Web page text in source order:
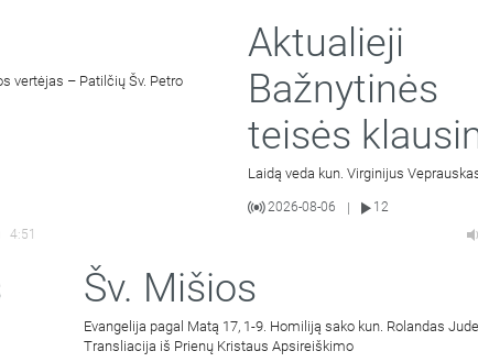
vertėjas – Patilčių Šv. Petro
Aktualieji
Bažnytinės
teisės
Laidą veda kun. Virginijus
2026-08-06
12
4:51
Šv. Mišios
Evangelija pagal Matą 17, 1-9. Homiliją sako kun. Rolandas
Transliacija iš Prienų Kristaus Apsireiškimo